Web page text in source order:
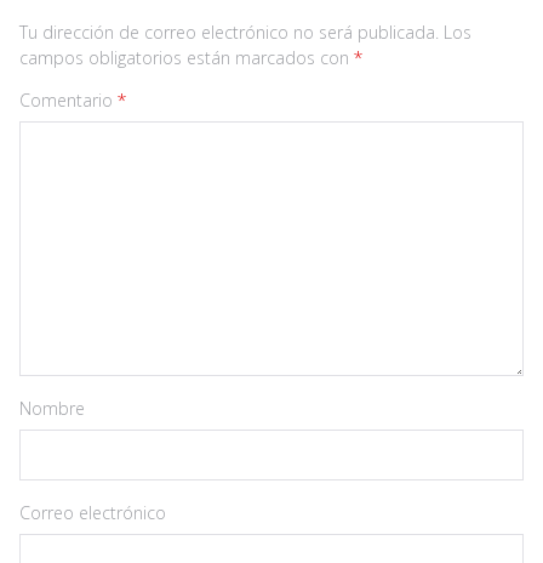
Tu dirección de correo electrónico no será publicada. Los
campos obligatorios están marcados con *
Comentario *
Nombre
Correo electrónico